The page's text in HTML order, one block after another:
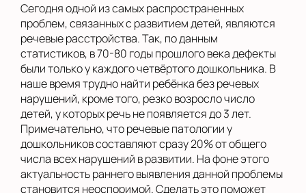
Сегодня одной из самых распространенных
проблем, связанных с развитием детей, являются
речевые расстройства. Так, по данным
статистиков, в 70-80 годы прошлого века дефекты
были только у каждого четвёртого дошкольника. В
наше время трудно найти ребёнка без речевых
нарушений, кроме того, резко возросло число
детей, у которых речь не появляется до 3 лет.
Примечательно, что речевые патологии у
дошкольников составляют сразу 20% от общего
числа всех нарушений в развитии. На фоне этого
актуальность раннего выявления данной проблемы
становится неоспоримой. Сделать это поможет